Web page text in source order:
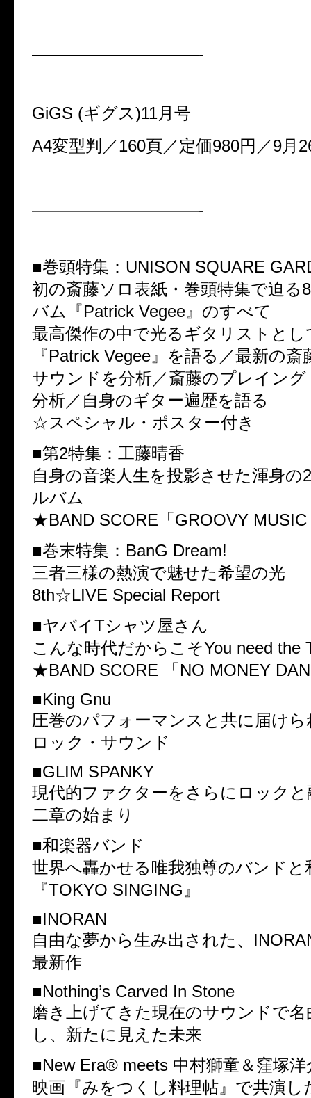
——————————-
GiGS (ギグス)11月号
A4変型判／160頁／定価980円／9月
——————————-
■巻頭特集：UNISON SQUARE
初の斎藤ソロ表紙・巻頭特集で迫る
バム『Patrick Vegee』のすべて
最高傑作の中で光るギタリストとし
『Patrick Vegee』を語る／最新の
サウンドを分析／斎藤のプレイン
分析／自身のギター遍歴を語る
☆スペシャル・ポスター付き
■第2特集：工藤晴香
自身の音楽人生を投影させた渾身の
ルバム
★BAND SCORE「GROOVY MUSIC
■巻末特集：BanG Dream!
三者三様の熱演で魅せた希望の光
8th☆LIVE Special Report
■ヤバイTシャツ屋さん
こんな時代だからこそYou need the
★BAND SCORE 「NO MONEY
■King Gnu
圧巻のパフォーマンスと共に届け
ロック・サウンド
■GLIM SPANKY
現代的ファクターをさらにロック
二章の始まり
■和楽器バンド
世界へ轟かせる唯我独尊のバンドと
『TOKYO SINGING』
■INORAN
自由な夢から生み出された、
最新作
■Nothing’s Carved In Stone
磨き上げてきた現在のサウンドで
し、新たに見えた未来
■New Era® meets 中村獅童＆窪塚洋
映画『みをつくし料理帖』で共演し